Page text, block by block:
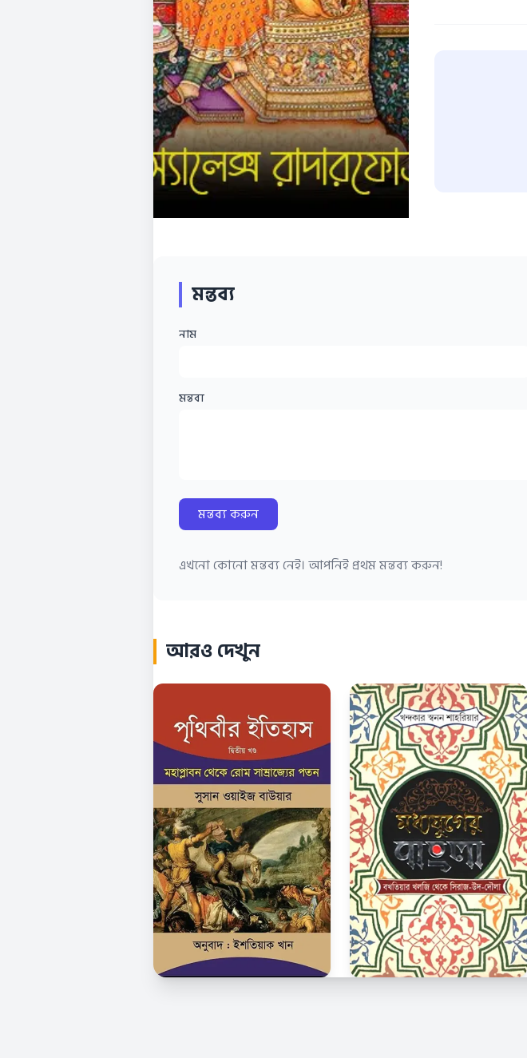
মন্তব্য
নাম
মন্তব্য
মন্তব্য করুন
এখনো কোনো মন্তব্য নেই। আপনিই প্রথম মন্তব্য করুন!
আরও দেখুন